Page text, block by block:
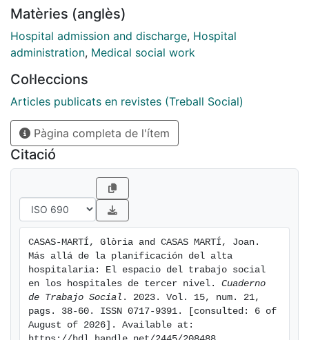
a trabajadoras sociales de un centro hospitalario de
tercer nivel español, una de ellas con funciones de
coordinadora. Los resultados obtenidos revelan que el
biomédico hegemónico, viendo paulatinamente
incrementado su nivel de reconocimiento institucional.
Se destaca especialmente el esfuerzo por focalizarse
en el abordaje de los factores sociales que interfieren
(y son interferidos por) el estado de salud de las
personas hospitalizadas, además de la preocupación
por avanzar hacia una planificación proactiva y precoz
del alta hospitalaria que asegure una gestión
responsable de los flujos de pacientes, una transición
adecuada después del alta y la continuidad asistencial.
No obstante, también se identifican algunos desafíos,
como la restrictiva asociación del trabajo social con la
gestión del alta o las limitaciones resultantes del
incremento de tareas administrativas y políticas de
austeridad, lo que puede afectar la capacidad de las
profesionales para desarrollar funciones de notoria
Matèries (anglès)
Hospital admission and discharge, Hospital
administration, Medical social work
Col·leccions
Articles publicats en revistes (Treball Social)
Pàgina completa de l'ítem
Citació
CASAS-MARTÍ, Glòria and CASAS MARTÍ, Joan.
Más allá de la planificación del alta
hospitalaria: El espacio del trabajo social
en los hospitales de tercer nivel. Cuaderno
de Trabajo Social . 2023. Vol. 15, num. 21,
pags. 38-60. ISSN 0717-9391. [consulted: 6 of
August of 2026]. Available at: